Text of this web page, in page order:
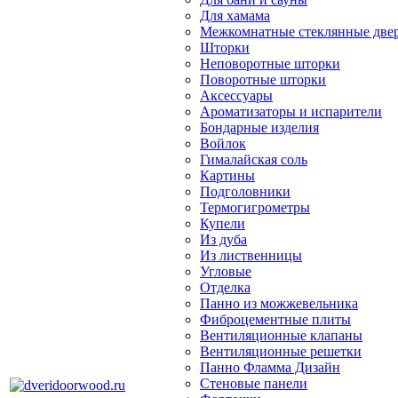
Для хамама
Межкомнатные стеклянные
Шторки
Неповоротные шторки
Поворотные шторки
Аксессуары
Ароматизаторы и испарители
Бондарные изделия
Войлок
Гималайская соль
Картины
Подголовники
Термогигрометры
Купели
Из дуба
Из лиственницы
Угловые
Отделка
Панно из можжевельника
Фиброцементные плиты
Вентиляционные клапаны
Вентиляционные решетки
Панно Фламма Дизайн
Стеновые панели